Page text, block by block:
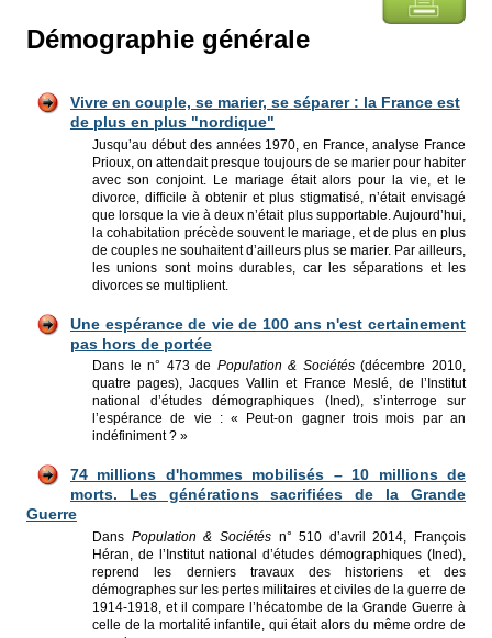
Démographie générale
Vivre en couple, se marier, se séparer : la France est
de plus en plus "nordique"
Jusqu’au début des années 1970, en France, analyse France
Prioux, on attendait presque toujours de se marier pour habiter
avec son conjoint. Le mariage était alors pour la vie, et le
divorce, difficile à obtenir et plus stigmatisé, n’était envisagé
que lorsque la vie à deux n’était plus supportable. Aujourd’hui,
la cohabitation précède souvent le mariage, et de plus en plus
de couples ne souhaitent d’ailleurs plus se marier. Par ailleurs,
les unions sont moins durables, car les séparations et les
divorces se multiplient.
Une espérance de vie de 100 ans n'est certainement
pas hors de portée
Dans le n° 473 de Population & Sociétés(décembre 2010,
quatre pages), Jacques Vallin et France Meslé, de l’Institut
national d’études démographiques (Ined), s’interroge sur
l’espérance de vie : « Peut-on gagner trois mois par an
indéfiniment ? »
74 millions d'hommes mobilisés – 10 millions de
morts. Les générations sacrifiées de la Grande
Guerre
Dans Population & Sociétésn° 510 d’avril 2014, François
Héran, de l’Institut national d’études démographiques (Ined),
reprend les derniers travaux des historiens et des
démographes sur les pertes militaires et civiles de la guerre de
1914-1918, et il compare l’hécatombe de la Grande Guerre à
celle de la mortalité infantile, qui était alors du même ordre de